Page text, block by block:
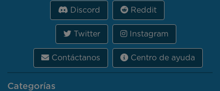
Discord Reddit
Twitter Instagram
Contáctanos Centro de ayuda
Categorías